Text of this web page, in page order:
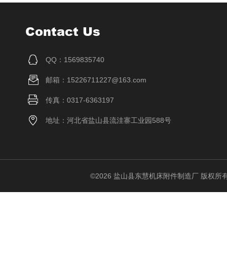
Contact Us
QQ：1569835740
邮箱：15226711227@163.com
传真：0317-6363197
地址：河北省盐山县流洼寨工业园588号
©2026 盐山县东慧机床附件制造厂 版权